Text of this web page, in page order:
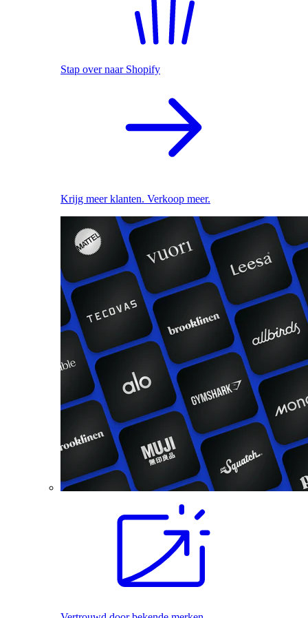
Stap over naar Shopify
Krijg meer klanten. Verkoop meer.